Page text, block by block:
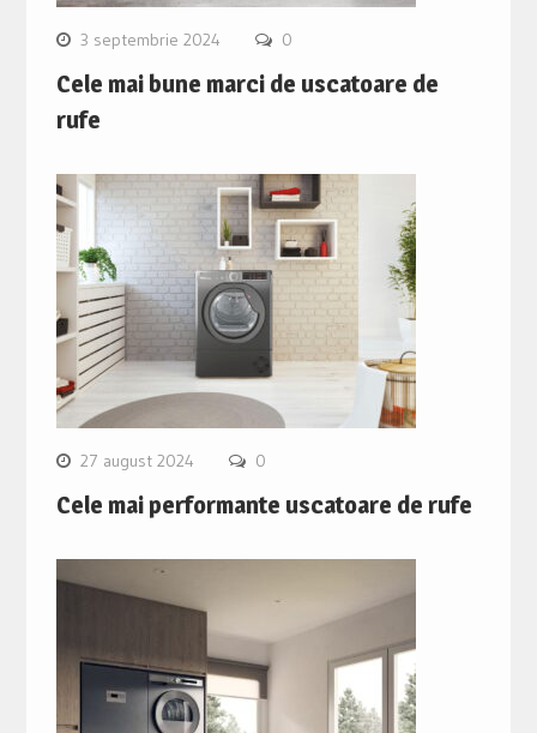
3 septembrie 2024 0
Cele mai bune marci de uscatoare de
rufe
27 august 2024 0
Cele mai performante uscatoare de rufe